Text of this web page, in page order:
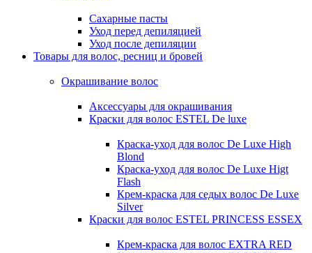
Сахарные пасты
Уход перед депиляцией
Уход после депиляции
Товары для волос, ресниц и бровей
Окрашивание волос
Аксессуары для окрашивания
Краски для волос ESTEL De luxe
Краска-уход для волос De Luxe High
Blond
Краска-уход для волос De Luxe Higt
Flash
Крем-краска для седых волос De Luxe
Silver
Краски для волос ESTEL PRINCESS ESSEX
Крем-краска для волос EXTRA RED